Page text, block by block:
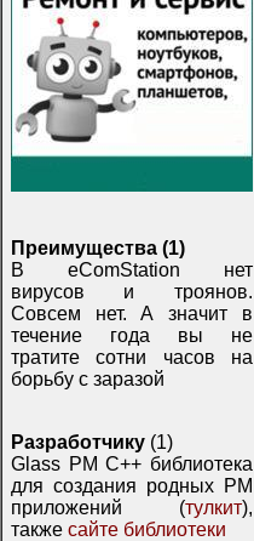
Преимущества (1)
В eComStation нет
вирусов и троянов.
Совсем нет. А значит в
течение года вы не
тратите сотни часов на
борьбу с заразой
Разработчику (1)
Glass PM C++ библиотека
для создания родных PM
приложений (тулкит),
также сайте библиотеки